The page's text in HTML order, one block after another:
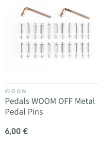
WOOM
Pedals WOOM OFF Metal
Pedal Pins
6,00 €